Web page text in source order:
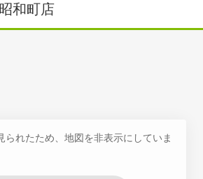
和町店
られたため、地図を非表示にしていま